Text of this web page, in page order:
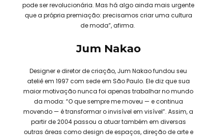
pode ser revolucionária. Mas há algo ainda mais urgente
que a própria premiação: precisamos criar uma cultura
de moda”, afirma.
Jum Nakao
Designer e diretor de criação, Jum Nakao fundou seu
ateliê em 1997 com sede em São Paulo. Ele diz que sua
maior motivação nunca foi apenas trabalhar no mundo
da moda: “O que sempre me moveu — e continua
movendo — é transformar o invisível em visível”. Assim, a
partir de 2004 passou a atuar também em diversas
outras áreas como design de espaços, direção de arte e